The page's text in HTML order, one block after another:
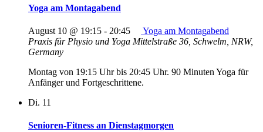
Yoga am Montagabend
August 10 @ 19:15 - 20:45
Yoga am Montagabend
Praxis für Physio und Yoga Mittelstraße 36, Schwelm, NRW,
Germany
Montag von 19:15 Uhr bis 20:45 Uhr. 90 Minuten Yoga für
Anfänger und Fortgeschrittene.
Di. 11
Senioren-Fitness an Dienstagmorgen